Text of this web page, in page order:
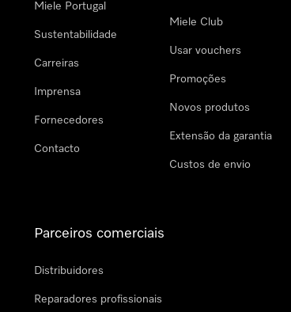
Miele Portugal
Sustentabilidade
Carreiras
Imprensa
Fornecedores
Contacto
Miele Club
Usar vouchers
Promoções
Novos produtos
Extensão da garantia
Custos de envio
Parceiros comerciais
Distribuidores
Reparadores profissionais